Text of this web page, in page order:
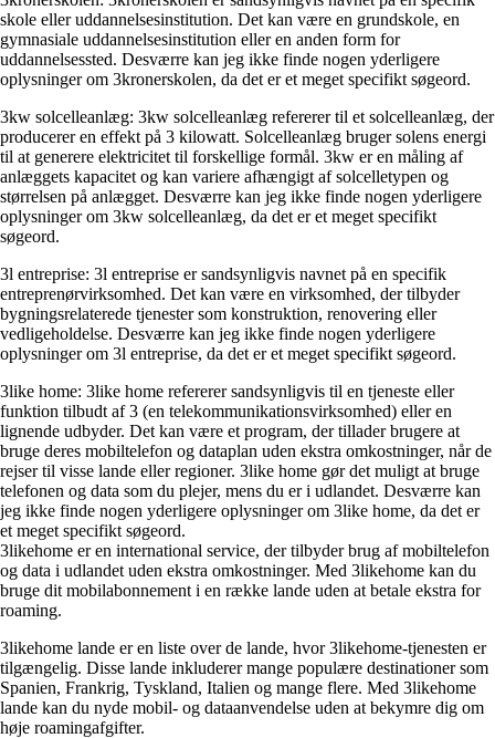
skole eller uddannelsesinstitution. Det kan være en grundskole, en
gymnasiale uddannelsesinstitution eller en anden form for
uddannelsessted. Desværre kan jeg ikke finde nogen yderligere
oplysninger om 3kronerskolen, da det er et meget specifikt søgeord.
3kw solcelleanlæg: 3kw solcelleanlæg refererer til et solcelleanlæg, der
producerer en effekt på 3 kilowatt. Solcelleanlæg bruger solens energi
til at generere elektricitet til forskellige formål. 3kw er en måling af
anlæggets kapacitet og kan variere afhængigt af solcelletypen og
størrelsen på anlægget. Desværre kan jeg ikke finde nogen yderligere
oplysninger om 3kw solcelleanlæg, da det er et meget specifikt
søgeord.
3l entreprise: 3l entreprise er sandsynligvis navnet på en specifik
entreprenørvirksomhed. Det kan være en virksomhed, der tilbyder
bygningsrelaterede tjenester som konstruktion, renovering eller
vedligeholdelse. Desværre kan jeg ikke finde nogen yderligere
oplysninger om 3l entreprise, da det er et meget specifikt søgeord.
3like home: 3like home refererer sandsynligvis til en tjeneste eller
funktion tilbudt af 3 (en telekommunikationsvirksomhed) eller en
lignende udbyder. Det kan være et program, der tillader brugere at
bruge deres mobiltelefon og dataplan uden ekstra omkostninger, når de
rejser til visse lande eller regioner. 3like home gør det muligt at bruge
telefonen og data som du plejer, mens du er i udlandet. Desværre kan
jeg ikke finde nogen yderligere oplysninger om 3like home, da det er
et meget specifikt søgeord.
3likehome er en international service, der tilbyder brug af mobiltelefon
og data i udlandet uden ekstra omkostninger. Med 3likehome kan du
bruge dit mobilabonnement i en række lande uden at betale ekstra for
roaming.
3likehome lande er en liste over de lande, hvor 3likehome-tjenesten er
tilgængelig. Disse lande inkluderer mange populære destinationer som
Spanien, Frankrig, Tyskland, Italien og mange flere. Med 3likehome
lande kan du nyde mobil- og dataanvendelse uden at bekymre dig om
høje roamingafgifter.